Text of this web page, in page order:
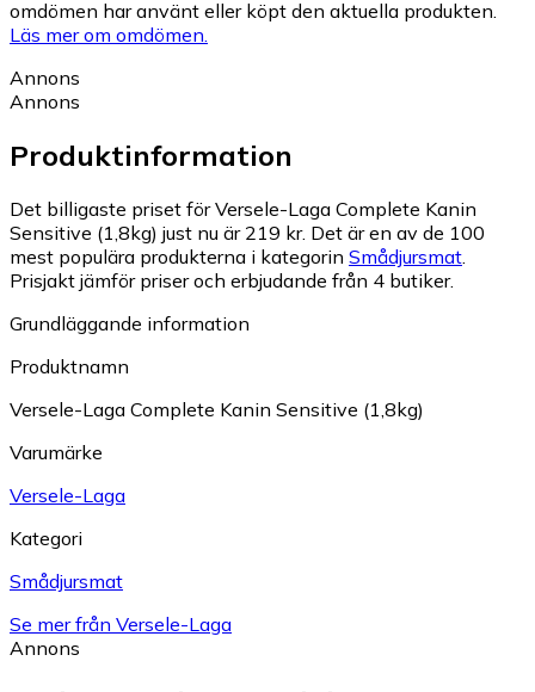
omdömen har använt eller köpt den aktuella produkten.
Läs mer om omdömen.
Annons
Annons
Produktinformation
Det billigaste priset för Versele-Laga Complete Kanin
Sensitive (1,8kg) just nu är 219 kr. Det är en av de 100
mest populära produkterna i kategorin Smådjursmat.
Prisjakt jämför priser och erbjudande från 4 butiker.
Grundläggande information
Produktnamn
Versele-Laga Complete Kanin Sensitive (1,8kg)
Varumärke
Versele-Laga
Kategori
Smådjursmat
Se mer från Versele-Laga
Annons